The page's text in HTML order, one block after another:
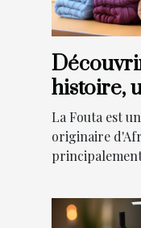
histoire,
La Fouta est
originaire